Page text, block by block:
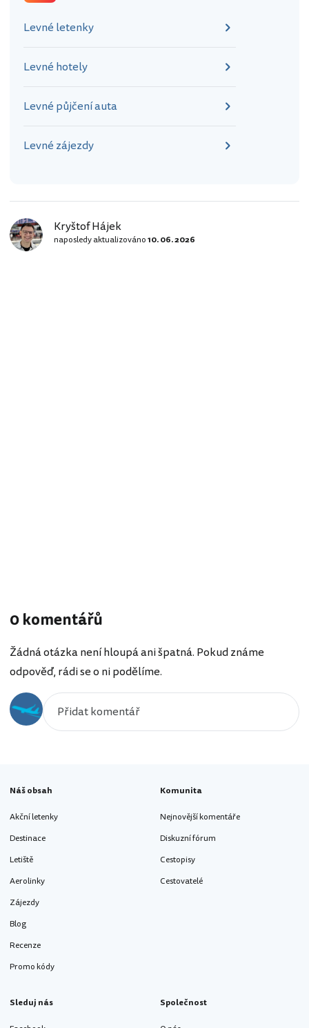
Levné letenky
Levné hotely
Levné půjčení auta
Levné zájezdy
Kryštof Hájek
naposledy aktualizováno10. 06. 2026
0 komentářů
Žádná otázka není hloupá ani špatná. Pokud známe
odpověď, rádi se o ni podělíme.
Náš obsah
Akční letenky
Destinace
Letiště
Aerolinky
Zájezdy
Blog
Recenze
Promo kódy
Komunita
Nejnovější komentáře
Diskuzní fórum
Cestopisy
Cestovatelé
Sleduj nás Společnost